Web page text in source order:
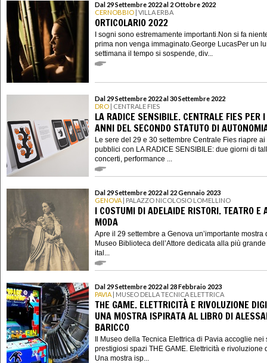
Dal 29 Settembre 2022 al 2 Ottobre 2022
CERNOBBIO | VILLA ERBA
ORTICOLARIO 2022
I sogni sono estremamente importanti.Non si fa
prima non venga immaginato.George LucasPer un
settimana il tempo si sospende, div...
Dal 29 Settembre 2022 al 30 Settembre 2022
DRO | CENTRALE FIES
LA RADICE SENSIBILE. CENTRALE FIES PER
ANNI DEL SECONDO STATUTO DI
Le sere del 29 e 30 settembre Centrale Fies riapre ai
pubblici con LA RADICE SENSIBILE: due giorni di
concerti, performance ...
Dal 29 Settembre 2022 al 22 Gennaio 2023
GENOVA | PALAZZO NICOLOSIO LOMELLINO
I COSTUMI DI ADELAIDE RISTORI. TEATRO E
MODA
Apre il 29 settembre a Genova un’importante mostra
Museo Biblioteca dell’Attore dedicata alla più
ital...
Dal 29 Settembre 2022 al 28 Febbraio 2023
PAVIA | MUSEO DELLA TECNICA ELETTRICA
THE GAME. ELETTRICITÀ E RIVOLUZIONE
UNA MOSTRA ISPIRATA AL LIBRO DI
BARICCO
Il Museo della Tecnica Elettrica di Pavia accoglie nei
prestigiosi spazi THE GAME. Elettricità e rivoluzione
Una mostra isp...